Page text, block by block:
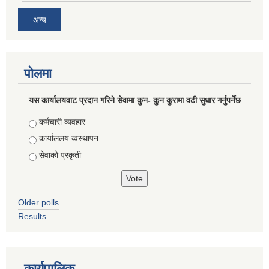
अन्य
पोलमा
यस कार्यालयवाट प्रदान गरिने सेवामा कुन- कुन कुरामा वढी सुधार गर्नुपर्नेछ
Choices
कर्मचारी व्यवहार
कार्याललय व्वस्थापन
सेवाको प्रकृती
Older polls
Results